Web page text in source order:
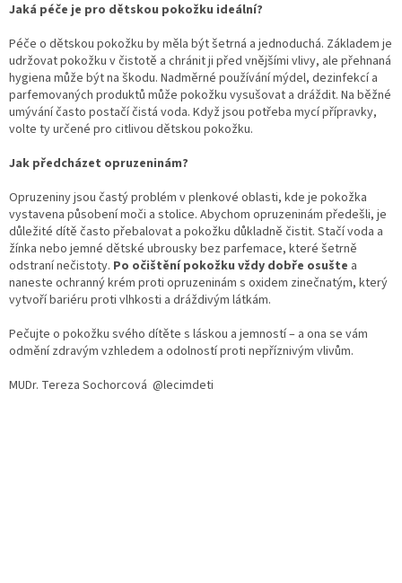
Jaká péče je pro dětskou pokožku ideální?
Péče o dětskou pokožku by měla být šetrná a jednoduchá. Základem je
udržovat pokožku v čistotě a chránit ji před vnějšími vlivy, ale přehnaná
hygiena může být na škodu. Nadměrné používání mýdel, dezinfekcí a
parfemovaných produktů může pokožku vysušovat a dráždit. Na běžné
umývání často postačí čistá voda. Když jsou potřeba mycí přípravky,
volte ty určené pro citlivou dětskou pokožku.
Jak předcházet opruzeninám?
Opruzeniny jsou častý problém v plenkové oblasti, kde je pokožka
vystavena působení moči a stolice. Abychom opruzeninám předešli, je
důležité dítě často přebalovat a pokožku důkladně čistit. Stačí voda a
žínka nebo jemné dětské ubrousky bez parfemace, které šetrně
odstraní nečistoty. Po očištění pokožku vždy dobře osušte a
naneste ochranný krém proti opruzeninám s oxidem zinečnatým, který
vytvoří bariéru proti vlhkosti a dráždivým látkám.
Pečujte o pokožku svého dítěte s láskou a jemností – a ona se vám
odmění zdravým vzhledem a odolností proti nepříznivým vlivům.
MUDr. Tereza Sochorcová @lecimdeti